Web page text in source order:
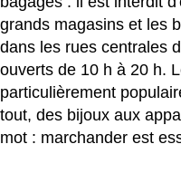
grands magasins et les
dans les rues centrales
ouverts de 10 h à 20 h.
particulièrement
tout, des bijoux aux
mot : marchander est